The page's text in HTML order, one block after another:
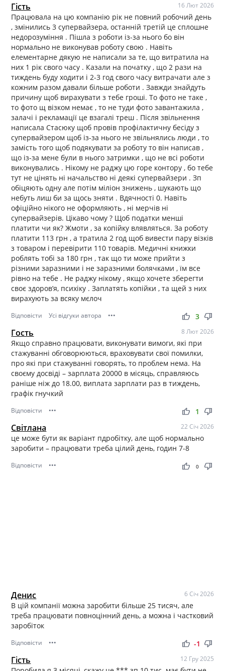
Гість 16 Лют 2026
Працювала на цю компанію рік не повний робочий день
, змінились 3 супервайзера, останній третій це сплошне
недорозуміння . Пішла з роботи із-за нього бо він
нормально не виконував роботу свою . Навіть
елементарне дякую не написали за те, що витратила на
них 1 рік свого часу . Казали на початку , що 2 рази на
тиждень буду ходити і 2-3 год свого часу витрачати але з
кожним разом давали більше роботи . Завжди знайдуть
причину щоб вирахувати з тебе гроші. То фото не таке ,
то фото щ візком немає , то не туди фото завантажила ,
залачі і рекламації це взагалі треш . Після звільнення
написала Стасюку щоб провів профілактичну бесіду з
супервайзером щоб із-за нього не звільнялись люди , то
замість того щоб подякувати за роботу то він написав ,
що із-за мене були в нього затримки , що не всі роботи
виконувались . Нікому не раджу цю горе контору , бо тебе
тут не цінять ні начальство ні деякі супервайзери . Зп
обіцяють одну але потім міліон знижень , шукають що
небуть лиш би за щось зняти . Вдячності 0. Навіть
офіційно нікого не оформляють , ні мерчів ні
супервайзерів. Цікаво чому ? Щоб податки менші
платити чи як? Жмоти , за копійку влявляться. За роботу
платити 113 грн , а тратила 2 год щоб вивести пару візків
з товаром і перевірити 110 товарів. Медичні книжки
роблять тобі за 180 грн , так що ти може прийти з
різними заразними і не заразними болячками , їм все
рівно на тебе . Не раджу нікому , якщо хочете зберегти
своє здоровʼя, психіку . Заплатять копійки , та щей з них
вирахують за всяку мєлоч
Відповісти Усі відгуки автора ••• thumb_up thumb_down
3
Гость 8 Лют 2026
Якщо справно працювати, виконувати вимоги, які при
стажуванні обговорюються, враховувати свої помилки,
про які при стажуванні говорять, то проблем нема. На
своєму досвіді – зарплата 20000 в місяць, справляюсь
раніше ніж до 18.00, виплата зарплати раз в тиждень,
графік гнучкий
Відповісти ••• thumb_up thumb_down
1
Світлана 22 Січ 2026
це може бути як варіант пдробітку, але щоб нормально
заробити – працювати треба цілий день, годин 7-8
Відповісти ••• thumb_up thumb_down
0
Денис 6 Січ 2026
В цій компанії можна заробити більше 25 тисяч, але
треба працювати повноцінний день, а можна і частковий
заробіток
Відповісти ••• thumb_up thumb_down
-1
Гість 12 Гру 2025